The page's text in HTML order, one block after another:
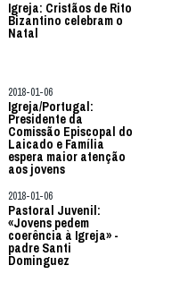
Igreja: Cristãos de Rito
Bizantino celebram o
Natal
2018-01-06
Igreja/Portugal:
Presidente da
Comissão Episcopal do
Laicado e Família
espera maior atenção
aos jovens
2018-01-06
Pastoral Juvenil:
«Jovens pedem
coerência à Igreja» -
padre Santi
Dominguez